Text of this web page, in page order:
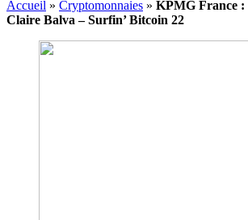
Accueil » Cryptomonnaies » KPMG France :
Claire Balva – Surfin’ Bitcoin 22